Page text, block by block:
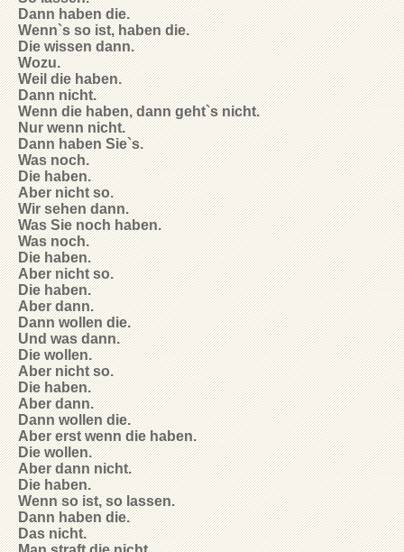
Dann haben die.
Wenn`s so ist, haben die.
Die wissen dann.
Wozu.
Weil die haben.
Dann nicht.
Wenn die haben, dann geht`s nicht.
Nur wenn nicht.
Dann haben Sie`s.
Was noch.
Die haben.
Aber nicht so.
Wir sehen dann.
Was Sie noch haben.
Was noch.
Die haben.
Aber nicht so.
Die haben.
Aber dann.
Dann wollen die.
Und was dann.
Die wollen.
Aber nicht so.
Die haben.
Aber dann.
Dann wollen die.
Aber erst wenn die haben.
Die wollen.
Aber dann nicht.
Die haben.
Wenn so ist, so lassen.
Dann haben die.
Das nicht.